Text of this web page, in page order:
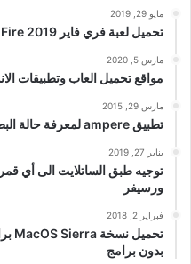
مايو 29, 2019
تحميل لعبة فري فاير Free Fire 2019 للاندرويد والكمبيوتر مجانا
مارس 5, 2020
مواقع تحميل العاب وتطبيقات
مارس 29, 2015
تطبيق ampere لمعرفة حالة البطارية و سرعة الشحن
يناير 27, 2019
توجيه طبق الساتلايت الى أي
ورسيفر
فبراير 2, 2018
بدون برامج